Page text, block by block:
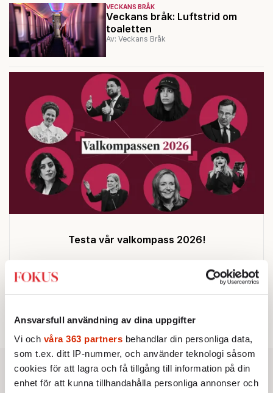
Ansvarsfull användning av dina uppgifter
Vi och våra 363 partners behandlar din personliga data,
som t.ex. ditt IP-nummer, och använder teknologi såsom
cookies för att lagra och få tillgång till information på din
enhet för att kunna tillhandahålla personliga annonser och
VECKANS BRÅK
Veckans bråk: Luftstrid om
toaletten
Av: Veckans Bråk
Testa vår valkompass 2026!
Testa här!